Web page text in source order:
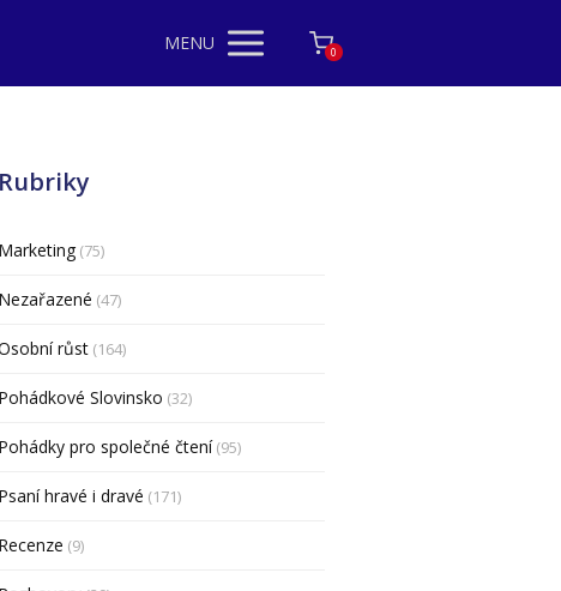
MENU 0
Rubriky
Marketing (75)
Nezařazené (47)
růst (164)
Pohádkové Slovinsko (32)
Pohádky pro společné čtení(95)
Psaní hravé i dravé (171)
Recenze (9)